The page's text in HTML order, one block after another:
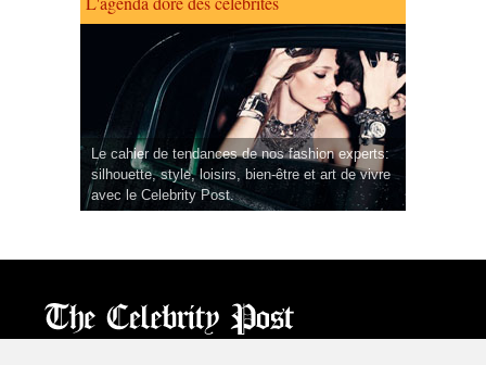
Le cahier de tendances de nos fashion experts:
silhouette, style, loisirs, bien-être et art de vivre
avec le Celebrity Post.